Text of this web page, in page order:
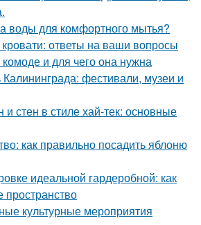
воды для комфортного мытья?
кровати: ответы на ваши вопросы
комоде и для чего она нужна
Калининграда: фестивали, музеи и
стен в стиле хай-тек: основные
как правильно посадить яблоню
идеальной гардеробной: как
пространство
культурные мероприятия